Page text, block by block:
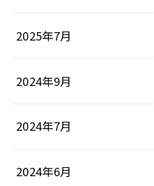
2025年7月
2024年9月
2024年7月
2024年6月